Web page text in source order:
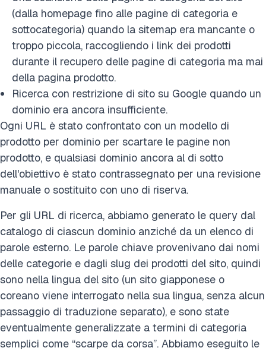
(dalla homepage fino alle pagine di categoria e
sottocategoria) quando la sitemap era mancante o
troppo piccola, raccogliendo i link dei prodotti
durante il recupero delle pagine di categoria ma mai
della pagina prodotto.
Ricerca con restrizione di sito su Google quando un
dominio era ancora insufficiente.
Ogni URL è stato confrontato con un modello di
prodotto per dominio per scartare le pagine non
prodotto, e qualsiasi dominio ancora al di sotto
dell'obiettivo è stato contrassegnato per una revisione
manuale o sostituito con uno di riserva.
Per gli URL di ricerca, abbiamo generato le query dal
catalogo di ciascun dominio anziché da un elenco di
parole esterno. Le parole chiave provenivano dai nomi
delle categorie e dagli slug dei prodotti del sito, quindi
sono nella lingua del sito (un sito giapponese o
coreano viene interrogato nella sua lingua, senza alcun
passaggio di traduzione separato), e sono state
eventualmente generalizzate a termini di categoria
semplici come “scarpe da corsa”. Abbiamo eseguito le